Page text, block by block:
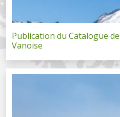
Publication du Catalogue
Vanoise